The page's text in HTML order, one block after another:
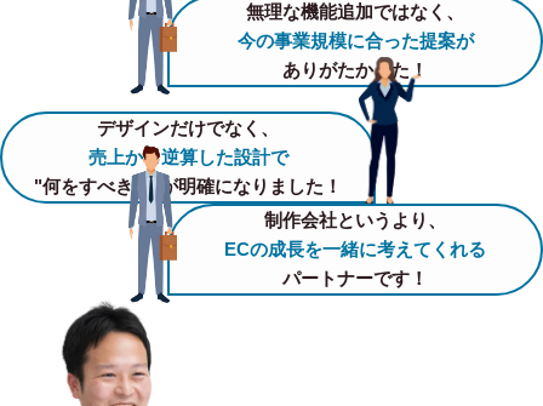
無理な機能追加ではなく、
今の事業規模に合った提案が
ありがたかった！
デザインだけでなく、
売上から逆算した設計で
"何をすべきか"が明確になりました！
制作会社というより、
ECの成長を一緒に考えてくれる
パートナーです！